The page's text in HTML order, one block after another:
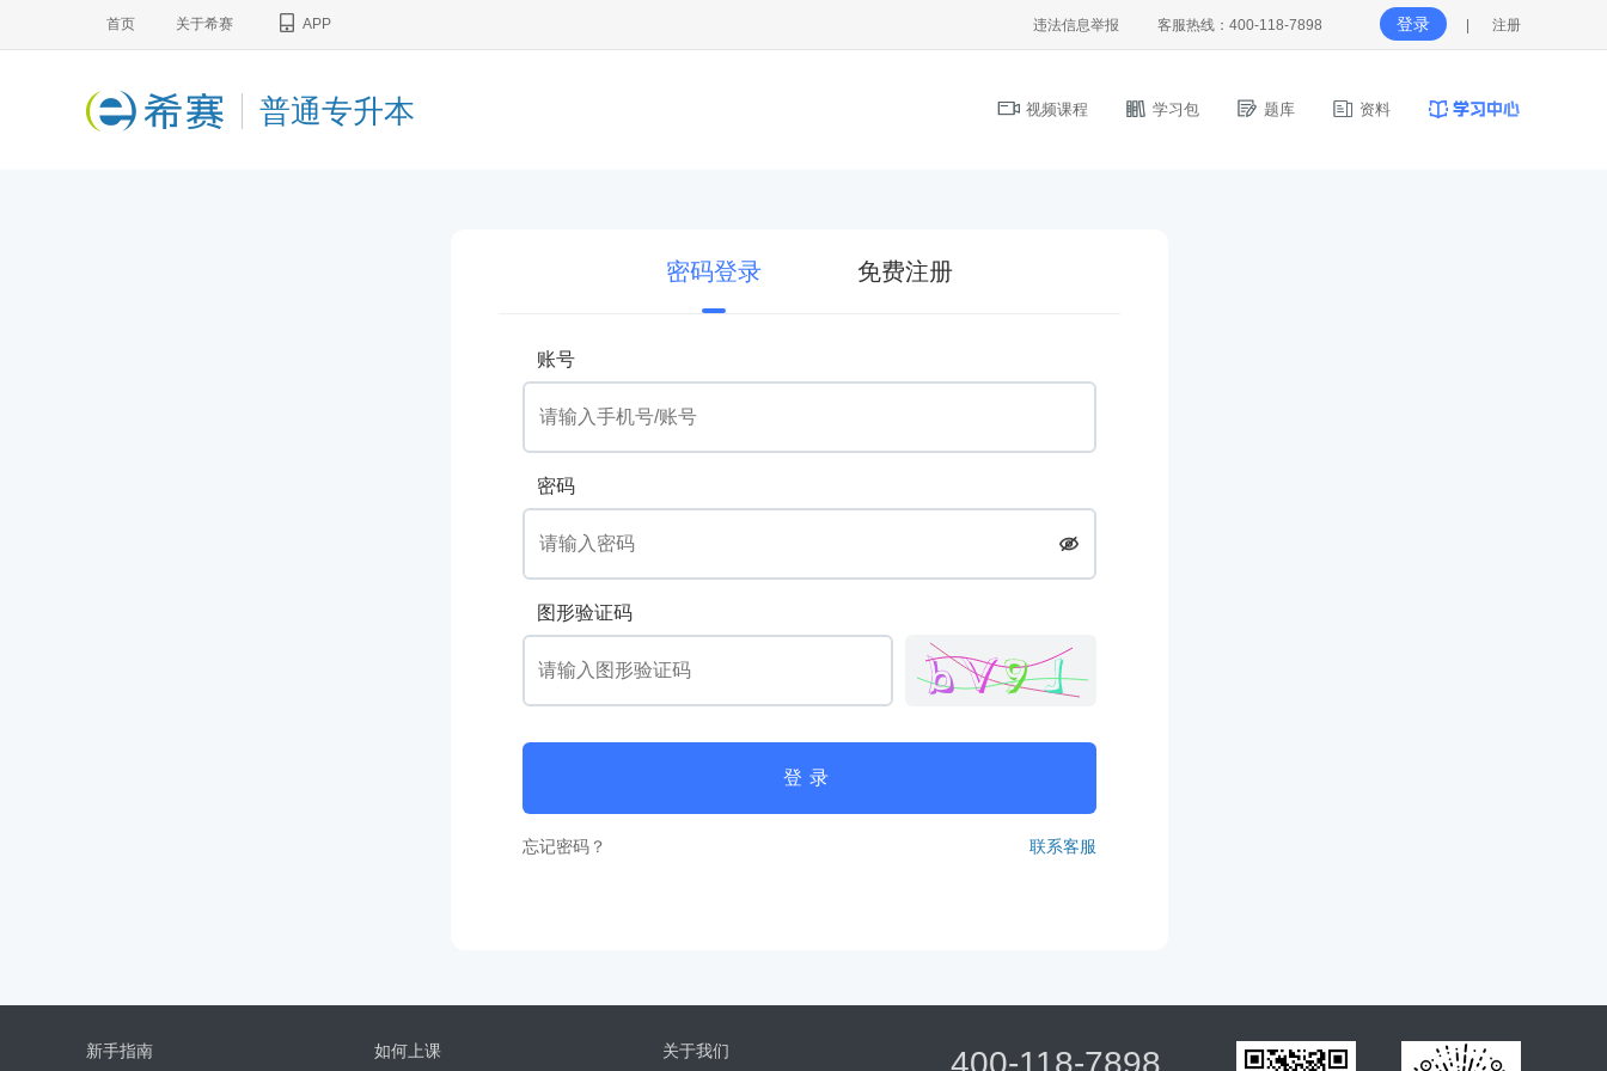
首页 关于希赛 APP 违法信息举报 客服热线：400-118-7898 登录 注册
普通专升本 视频课程 学习包 题库 资料
密码登录 免费注册
账号
密码
图形验证码
登录
忘记密码？ 联系客服
新手指南 如何上课 关于我们 400-118-7898